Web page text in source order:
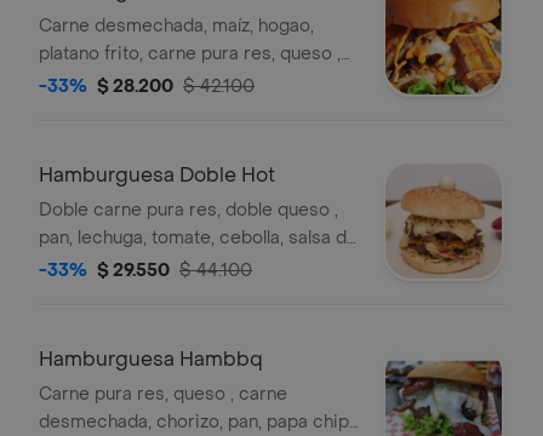
Carne desmechada, maíz, hogao,
platano frito, carne pura res, queso ,
papa chip, pan, lechuga, huevo de
-33% $ 28.200 $ 42.100
Hamburguesa Doble Hot
Doble carne pura res, doble queso ,
pan, lechuga, tomate, cebolla, salsa de
la casa, papa chip, huevo de codorniz
-33% $ 29.550 $ 44.100
Hamburguesa Hambbq
Carne pura res, queso , carne
desmechada, chorizo, pan, papa chip,